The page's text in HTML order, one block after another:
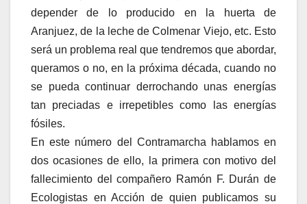
depender de lo producido en la huerta de
Aranjuez, de la leche de Colmenar Viejo, etc. Esto
será un problema real que tendremos que abordar,
queramos o no, en la próxima década, cuando no
se pueda continuar derrochando unas energías
tan preciadas e irrepetibles como las energías
fósiles.
En este número del Contramarcha hablamos en
dos ocasiones de ello, la primera con motivo del
fallecimiento del compañero Ramón F. Durán de
Ecologistas en Acción de quien publicamos su